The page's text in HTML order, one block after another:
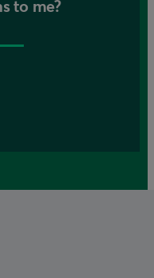
to me?